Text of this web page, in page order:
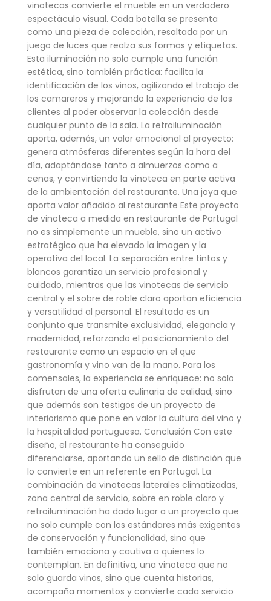
vinotecas convierte el mueble en un verdadero
espectáculo visual. Cada botella se presenta
como una pieza de colección, resaltada por un
juego de luces que realza sus formas y etiquetas.
Esta iluminación no solo cumple una función
estética, sino también práctica: facilita la
identificación de los vinos, agilizando el trabajo de
los camareros y mejorando la experiencia de los
clientes al poder observar la colección desde
cualquier punto de la sala. La retroiluminación
aporta, además, un valor emocional al proyecto:
genera atmósferas diferentes según la hora del
día, adaptándose tanto a almuerzos como a
cenas, y convirtiendo la vinoteca en parte activa
de la ambientación del restaurante. Una joya que
aporta valor añadido al restaurante Este proyecto
de vinoteca a medida en restaurante de Portugal
no es simplemente un mueble, sino un activo
estratégico que ha elevado la imagen y la
operativa del local. La separación entre tintos y
blancos garantiza un servicio profesional y
cuidado, mientras que las vinotecas de servicio
central y el sobre de roble claro aportan eficiencia
y versatilidad al personal. El resultado es un
conjunto que transmite exclusividad, elegancia y
modernidad, reforzando el posicionamiento del
restaurante como un espacio en el que
gastronomía y vino van de la mano. Para los
comensales, la experiencia se enriquece: no solo
disfrutan de una oferta culinaria de calidad, sino
que además son testigos de un proyecto de
interiorismo que pone en valor la cultura del vino y
la hospitalidad portuguesa. Conclusión Con este
diseño, el restaurante ha conseguido
diferenciarse, aportando un sello de distinción que
lo convierte en un referente en Portugal. La
combinación de vinotecas laterales climatizadas,
zona central de servicio, sobre en roble claro y
retroiluminación ha dado lugar a un proyecto que
no solo cumple con los estándares más exigentes
de conservación y funcionalidad, sino que
también emociona y cautiva a quienes lo
contemplan. En definitiva, una vinoteca que no
solo guarda vinos, sino que cuenta historias,
acompaña momentos y convierte cada servicio